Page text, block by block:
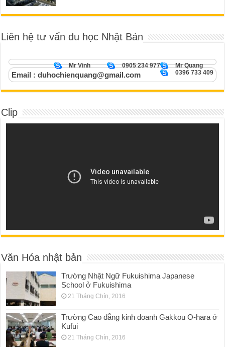
Liên hệ tư vấn du học Nhật Bản
Mr Quang
0905 234 977
Mr Vinh
0396 733 409
Email : duhochienquang@gmail.com
Clip
Văn Hóa nhật bản
Trường Nhật Ngữ Fukuishima Japanese
School ở Fukuishima
21 Tháng Chín, 2016
Trường Cao đẳng kinh doanh Gakkou O-hara ở
Kufui
21 Tháng Chín, 2016